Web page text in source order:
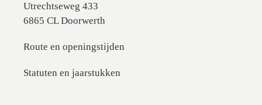
Utrechtseweg 433
6865 CL Doorwerth
Route en openingstijden
Statuten en jaarstukken